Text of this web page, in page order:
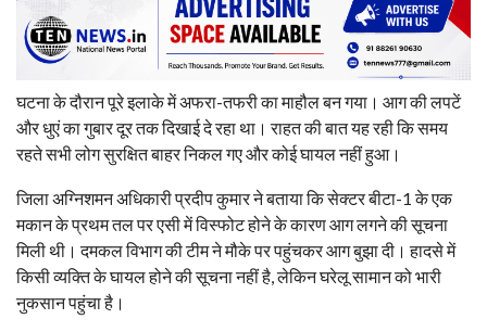
घटना के दौरान पूरे इलाके में अफरा-तफरी का माहौल बन गया। आग की लपटें
और धुएं का गुबार दूर तक दिखाई दे रहा था। राहत की बात यह रही कि समय
रहते सभी लोग सुरक्षित बाहर निकल गए और कोई घायल नहीं हुआ।
जिला अग्निशमन अधिकारी प्रदीप कुमार ने बताया कि सेक्टर बीटा-1 के एक
मकान के प्रथम तल पर एसी में विस्फोट होने के कारण आग लगने की सूचना
मिली थी। दमकल विभाग की टीम ने मौके पर पहुंचकर आग बुझा दी। हादसे में
किसी व्यक्ति के घायल होने की सूचना नहीं है, लेकिन घरेलू सामान को भारी
नुकसान पहुंचा है।